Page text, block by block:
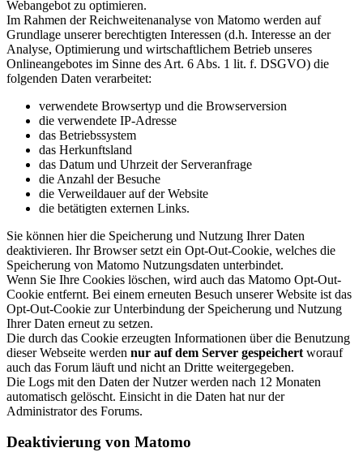
Webangebot zu optimieren.
Im Rahmen der Reichweitenanalyse von Matomo werden auf
Grundlage unserer berechtigten Interessen (d.h. Interesse an der
Analyse, Optimierung und wirtschaftlichem Betrieb unseres
Onlineangebotes im Sinne des Art. 6 Abs. 1 lit. f. DSGVO) die
folgenden Daten verarbeitet:
verwendete Browsertyp und die Browserversion
die verwendete IP-Adresse
das Betriebssystem
das Herkunftsland
das Datum und Uhrzeit der Serveranfrage
die Anzahl der Besuche
die Verweildauer auf der Website
die betätigten externen Links.
Sie können hier die Speicherung und Nutzung Ihrer Daten
deaktivieren. Ihr Browser setzt ein Opt-Out-Cookie, welches die
Speicherung von Matomo Nutzungsdaten unterbindet.
Wenn Sie Ihre Cookies löschen, wird auch das Matomo Opt-Out-
Cookie entfernt. Bei einem erneuten Besuch unserer Website ist das
Opt-Out-Cookie zur Unterbindung der Speicherung und Nutzung
Ihrer Daten erneut zu setzen.
Die durch das Cookie erzeugten Informationen über die Benutzung
dieser Webseite werden nur auf dem Server gespeichert worauf
auch das Forum läuft und nicht an Dritte weitergegeben.
Die Logs mit den Daten der Nutzer werden nach 12 Monaten
automatisch gelöscht. Einsicht in die Daten hat nur der
Administrator des Forums.
Deaktivierung von Matomo